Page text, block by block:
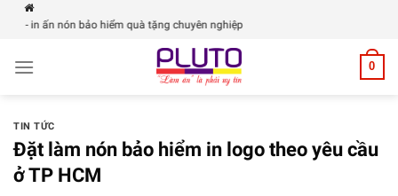
Skip
bảo hiểm quà tặng chuyên nghiệp
0
TIN TỨC
Đặt làm nón bảo hiểm in logo theo yêu cầu
ở TP HCM